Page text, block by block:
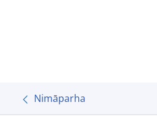
Nimāparha